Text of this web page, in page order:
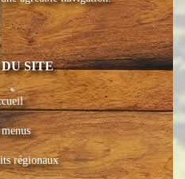
SITE
régionaux